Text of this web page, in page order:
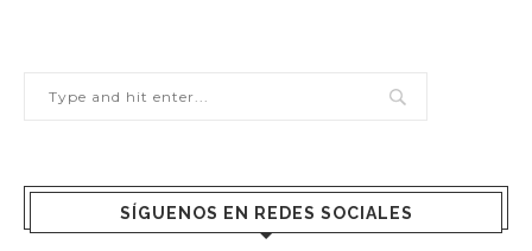
SÍGUENOS EN REDES SOCIALES